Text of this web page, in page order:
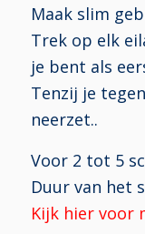
Maak slim
Trek op elk
je bent als
Tenzij je
neerzet..
Voor 2 tot 5
Duur van het
Kijk hier voor